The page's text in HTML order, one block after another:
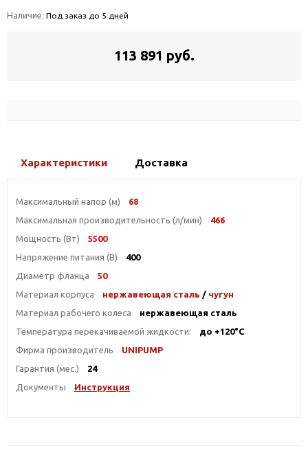
Наличие: Под заказ до 5 дней
113 891 руб.
Характеристики Доставка
Максимальный напор (м)
68
Максимальная производительность (л/мин)
466
Мощность (Вт)
5500
Напряжение питания (В)
400
Диаметр фланца
50
Материал корпуса
нержавеющая сталь / чугун
Материал рабочего колеса
нержавеющая сталь
Температура перекачиваемой жидкости:
до +120°С
Фирма производитель
UNIPUMP
Гарантия (мес.)
24
Документы
Инструкция